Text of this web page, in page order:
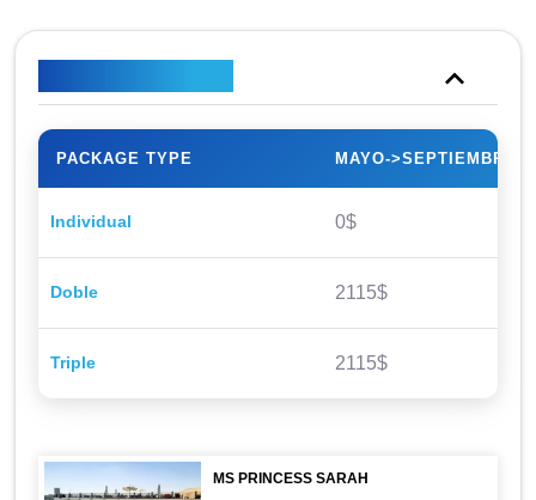
PACKAGE TYPE MAYO->SEPTIEMBRE
Individual 0$
Doble 2115$
Triple 2115$
MS PRINCESS SARAH